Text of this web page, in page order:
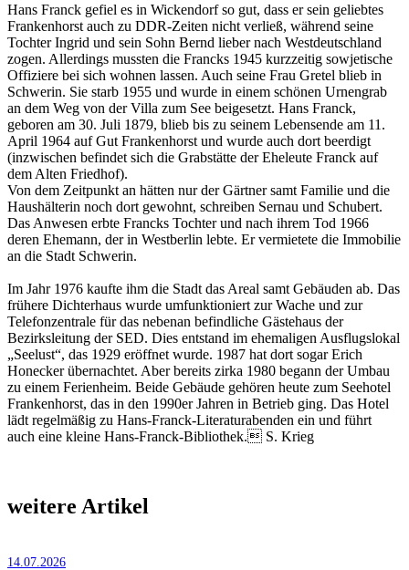
Hans Franck gefiel es in Wickendorf so gut, dass er sein geliebtes
Frankenhorst auch zu DDR-Zeiten nicht verließ, während seine
Tochter Ingrid und sein Sohn Bernd lieber nach Westdeutschland
zogen. Allerdings mussten die Francks 1945 kurzzeitig sowjetische
Offiziere bei sich wohnen lassen. Auch seine Frau Gretel blieb in
Schwerin. Sie starb 1955 und wurde in einem schönen Urnengrab
an dem Weg von der Villa zum See beigesetzt. Hans Franck,
geboren am 30. Juli 1879, blieb bis zu seinem Lebens­ende am 11.
April 1964 auf Gut Frankenhorst und wurde auch dort beerdigt
(inzwischen befindet sich die Grabstätte der Eheleute Franck auf
dem Alten Friedhof).
Von dem Zeitpunkt an hätten nur der Gärtner samt Familie und die
Haushälterin noch dort gewohnt, schreiben Sernau und Schubert.
Das Anwesen erbte Francks Tochter und nach ihrem Tod 1966
deren Ehemann, der in Westberlin lebte. Er vermietete die Immobilie
an die Stadt Schwerin.
Im Jahr 1976 kaufte ihm die Stadt das Areal samt Gebäuden ab. Das
frü­here Dichterhaus wurde umfunktio­niert zur Wache und zur
Telefonzentrale für das nebenan befindliche Gäs­tehaus der
Bezirksleitung der SED. Dies entstand im ehemaligen Ausflugslokal
„Seelust“, das 1929 eröffnet wurde. 1987 hat dort sogar Erich
Honecker übernachtet. Aber bereits zirka 1980 begann der Umbau
zu einem Ferienheim. Beide Gebäude gehören heute zum Seehotel
Frankenhorst, das in den 1990er Jahren in Betrieb ging. Das Hotel
lädt regelmäßig zu Hans-Franck-Literaturabenden ein und führt
auch eine kleine Hans-Franck-Bibliothek. S. Krieg
weitere Artikel
14.07.2026